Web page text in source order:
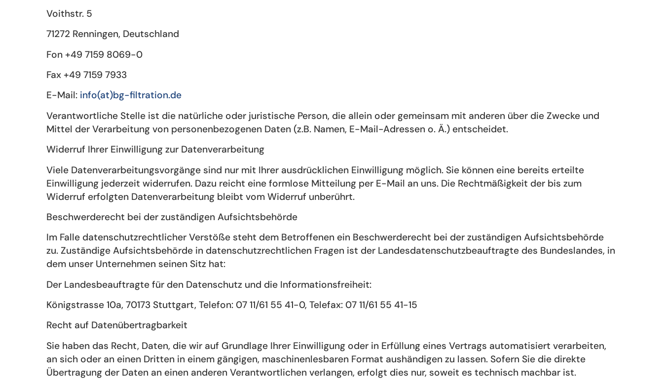
Voithstr. 5
71272 Renningen, Deutschland
Fon +49 7159 8069-0
Fax +49 7159 7933
E-Mail: info(at)bg-filtration.de
Verantwortliche Stelle ist die natürliche oder juristische Person, die allein oder gemeinsam mit anderen über die Zwecke und
Mittel der Verarbeitung von personenbezogenen Daten (z.B. Namen, E-Mail-Adressen o. Ä.) entscheidet.
Widerruf Ihrer Einwilligung zur Datenverarbeitung
Viele Datenverarbeitungsvorgänge sind nur mit Ihrer ausdrücklichen Einwilligung möglich. Sie können eine bereits erteilte
Einwilligung jederzeit widerrufen. Dazu reicht eine formlose Mitteilung per E-Mail an uns. Die Rechtmäßigkeit der bis zum
Widerruf erfolgten Datenverarbeitung bleibt vom Widerruf unberührt.
Beschwerderecht bei der zuständigen Aufsichtsbehörde
Im Falle datenschutzrechtlicher Verstöße steht dem Betroffenen ein Beschwerderecht bei der zuständigen Aufsichtsbehörde
zu. Zuständige Aufsichtsbehörde in datenschutzrechtlichen Fragen ist der Landesdatenschutzbeauftragte des Bundeslandes, in
dem unser Unternehmen seinen Sitz hat:
Der Landesbeauftragte für den Datenschutz und die Informationsfreiheit:
Königstrasse 10a, 70173 Stuttgart, Telefon: 07 11/61 55 41-0, Telefax: 07 11/61 55 41-15
Recht auf Datenübertragbarkeit
Sie haben das Recht, Daten, die wir auf Grundlage Ihrer Einwilligung oder in Erfüllung eines Vertrags automatisiert verarbeiten,
an sich oder an einen Dritten in einem gängigen, maschinenlesbaren Format aushändigen zu lassen. Sofern Sie die direkte
Übertragung der Daten an einen anderen Verantwortlichen verlangen, erfolgt dies nur, soweit es technisch machbar ist.